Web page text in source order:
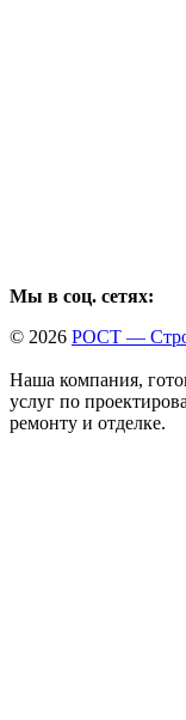
Мы в соц. сетях:
© 2026 РОСТ —
Наша компания,
услуг по
ремонту и отделке.